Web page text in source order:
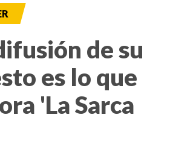
de su
es lo que
'La Sarca